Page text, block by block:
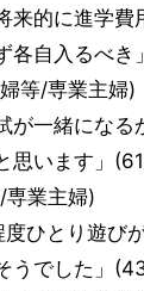
来的に進学費
各自入るべ
等/専業主婦)
が一緒になる
思います」
業主婦)
ひとり遊び
うでした」